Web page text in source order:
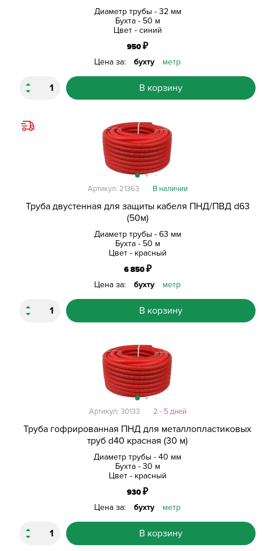
Диаметр трубы - 32 мм
Бухта - 50 м
Цвет - синий
950₽
Цена за: бухту метр
В корзину
Труба двустенная для защиты кабеля ПНД/ПВД d63
(50м)
Диаметр трубы - 63 мм
Бухта - 50 м
Цвет - красный
Артикул: 21363 В наличии
6 850₽
Цена за: бухту метр
В корзину
Труба гофрированная ПНД для металлопластиковых
труб d40 красная (30 м)
Диаметр трубы - 40 мм
Бухта - 30 м
Цвет - красный
Артикул: 30133 2 - 5 дней
930₽
Цена за: бухту метр
В корзину